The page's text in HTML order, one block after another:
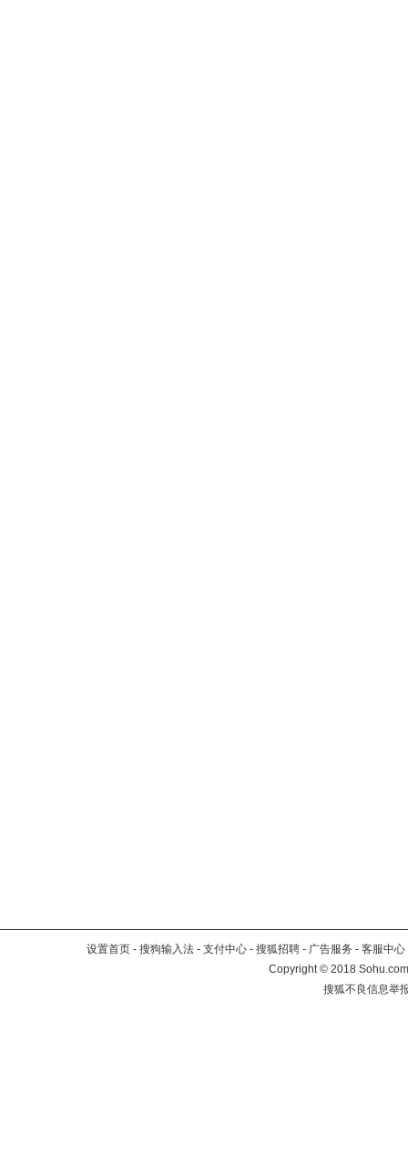
设置首页 - 搜狗输入法 - 支付中心 - 搜狐招聘 - 广告服务 - 客服中心
Copyright©2018
搜狐不良信息举